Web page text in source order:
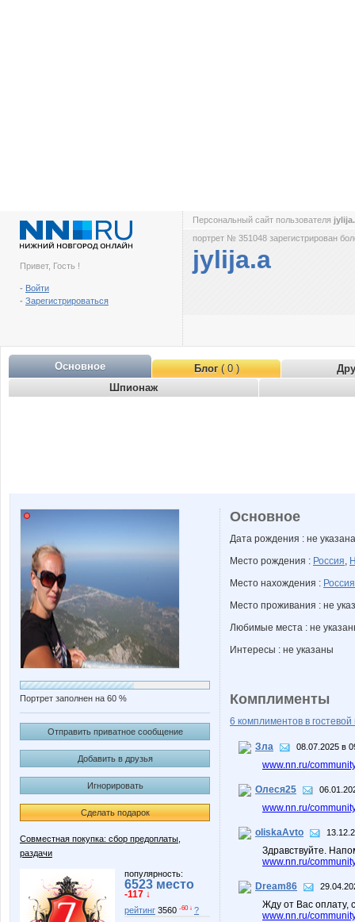
Привет, Гость !
- Войти
- Зарегистрироваться
Персональный сайт пользователя
портрет № 351048 зарегистрирован
jylija.a
Основное Блог( 0 )
Шпионаж
Портрет заполнен на 60 %
Отправить приватное сообщение
Добавить в друзья
Игнорировать
Сделать подарок
Совместная покупка: сбор предоплаты,
раздачи
популярность:
6523 место
-117 ↓
рейтинг 3560 -60 ↓ ?
Основное
Дата рождения : не указана
Место рождения : Россия,
Место нахождения : Россия
Место проживания : не
Любимые места : не
Интересы : не указаны
Комплименты
6 комплиментов в гостевой
Зла 08.07.2025 в
www.nn.ru/
Олеся25
www.nn.ru/
oliskaAvto
Здравствуйте.
www.nn.ru/
Dream86
Жду от Вас оплату,
www.nn.ru/